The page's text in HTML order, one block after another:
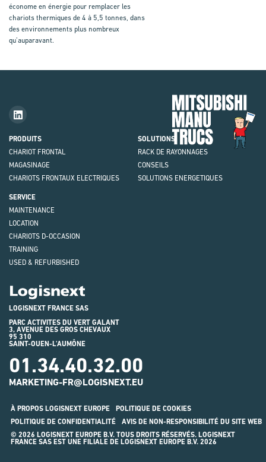
économe en énergie pour remplacer les
chariots thermiques de 4 à 5,5 tonnes, dans
des environnements plus nombreux
qu’auparavant.
PRODUITS
CHARIOT FRONTAL
MAGASINAGE
CHARIOTS FRONTAUX ELECTRIQUES
SOLUTIONS
RACK DE RAYONNAGES
CONSEILS
SOLUTIONS ENERGETIQUES
SERVICE
MAINTENANCE
LOCATION
CHARIOTS D-OCCASION
TRAINING
USED & REFURBISHED
LOGISNEXT FRANCE SAS
PARC ACTIVITES DU VERT GALANT
3, AVENUE DES GROS CHEVAUX
95 310
SAINT-OUEN-L'AUMÔNE
01.34.40.32.00
MARKETING-FR@LOGISNEXT.EU
© 2026 LOGISNEXT EUROPE B.V. TOUS DROITS RÉSERVÉS. LOGISNEXT
FRANCE SAS EST UNE FILIALE DE LOGISNEXT EUROPE B.V. 2026
À PROPOS LOGISNEXT EUROPE
POLITIQUE DE COOKIES
POLITIQUE DE CONFIDENTIALITÉ
AVIS DE NON-RESPONSIBILITÉ DU SITE WEB